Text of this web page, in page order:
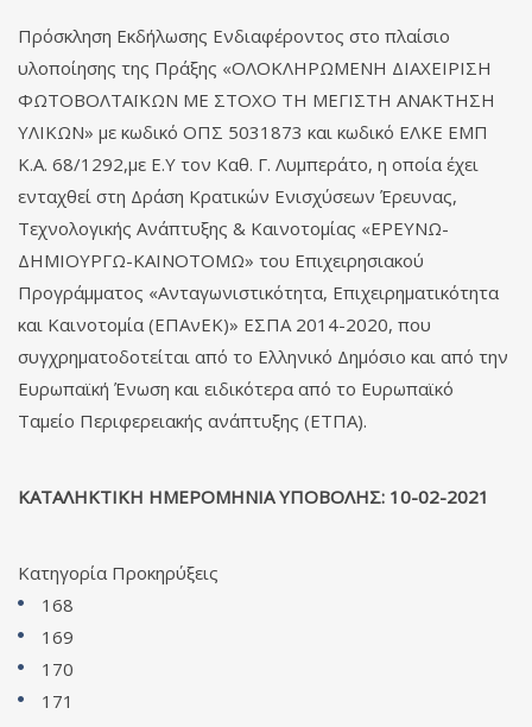
Πρόσκληση Εκδήλωσης Ενδιαφέροντος στο πλαίσιο
υλοποίησης της Πράξης «ΟΛΟΚΛΗΡΩΜΕΝΗ ΔΙΑΧΕΙΡΙΣΗ
ΦΩΤΟΒΟΛΤΑΪΚΩΝ ΜΕ ΣΤΟΧΟ ΤΗ ΜΕΓΙΣΤΗ ΑΝΑΚΤΗΣΗ
ΥΛΙΚΩΝ» με κωδικό ΟΠΣ 5031873 και κωδικό ΕΛΚΕ ΕΜΠ
Κ.Α. 68/1292,με Ε.Υ τον Καθ. Γ. Λυμπεράτο, η οποία έχει
ενταχθεί στη Δράση Κρατικών Ενισχύσεων Έρευνας,
Τεχνολογικής Ανάπτυξης & Καινοτομίας «ΕΡΕΥΝΩ-
ΔΗΜΙΟΥΡΓΩ-ΚΑΙΝΟΤΟΜΩ» του Επιχειρησιακού
Προγράμματος «Ανταγωνιστικότητα, Επιχειρηματικότητα
και Καινοτομία (ΕΠΑνΕΚ)» ΕΣΠΑ 2014-2020, που
συγχρηματοδοτείται από το Ελληνικό Δημόσιο και από την
Ευρωπαϊκή Ένωση και ειδικότερα από το Ευρωπαϊκό
Ταμείο Περιφερειακής ανάπτυξης (ΕΤΠΑ).
ΚΑΤΑΛΗΚΤΙΚΗ ΗΜΕΡΟΜΗΝΙΑ ΥΠΟΒΟΛΗΣ: 10-02-2021
Κατηγορία Προκηρύξεις
168
169
170
171